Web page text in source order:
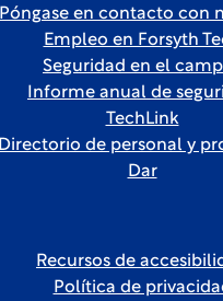
Póngase en contacto con
Empleo en Forsyth
Seguridad en el
Informe anual de
TechLink
Directorio de personal y
Dar
Recursos de
Política de